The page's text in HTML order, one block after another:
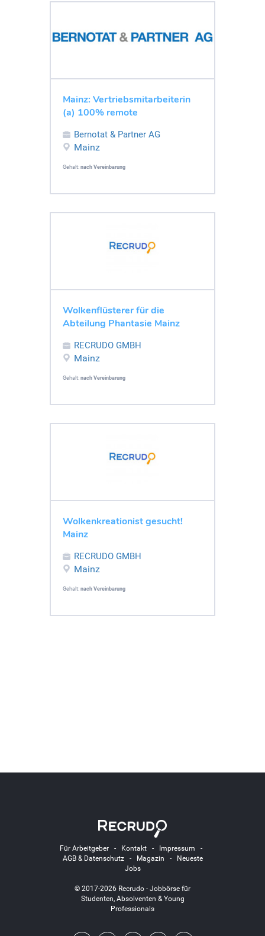
Mainz: Vertriebsmitarbeiterin
(a) 100% remote
Bernotat & Partner AG
Mainz
Gehalt: nach Vereinbarung
Wolkenflüsterer für die
Abteilung Phantasie Mainz
RECRUDO GMBH
Mainz
Gehalt: nach Vereinbarung
Wolkenkreationist gesucht!
Mainz
RECRUDO GMBH
Mainz
Gehalt: nach Vereinbarung
Für Arbeitgeber- Kontakt- Impressum -
AGB & Datenschutz- Magazin -
Neueste
Jobs
© 2017-2026 Recrudo - Jobbörse für
Studenten, Absolventen & Young
Professionals